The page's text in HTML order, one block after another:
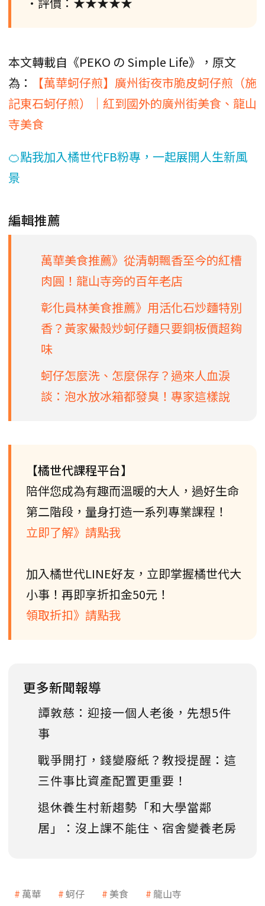
本文轉載自《PEKO の Simple Life》，原文
為：
【萬華蚵仔煎】廣州街夜市脆皮蚵仔煎（施
記東石蚵仔煎）｜紅到國外的廣州街美食、龍山
寺美食
🍊點我加入橘世代FB粉專，一起展開人生新風
景
編輯推薦
萬華美食推薦》從清朝飄香至今的紅槽
肉圓！龍山寺旁的百年老店
彰化員林美食推薦》用活化石炒麵特別
香？黃家鱟殼炒蚵仔麵只要銅板價超夠
味
蚵仔怎麼洗、怎麼保存？過來人血淚
談：泡水放冰箱都發臭！專家這樣說
【橘世代課程平台】
陪伴您成為有趣而溫暖的大人，過好生命
第二階段，量身打造一系列專業課程！
立即了解》請點我
加入橘世代LINE好友，立即掌握橘世代大
小事！再即享折扣金50元！
領取折扣》請點我
更多新聞報導
譚敦慈：迎接一個人老後，先想5件
事
戰爭開打，錢變廢紙？教授提醒：這
三件事比資產配置更重要！
退休養生村新趨勢「和大學當鄰
居」：沒上課不能住、宿舍變養老房
萬華 蚵仔 美食 龍山寺